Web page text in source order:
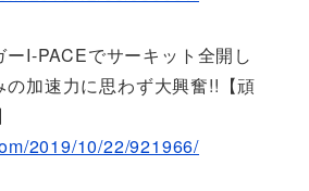
I-PACEでサーキット全開し
の加速力に思わず大興奮!!【頑
2019/10/22/921966/